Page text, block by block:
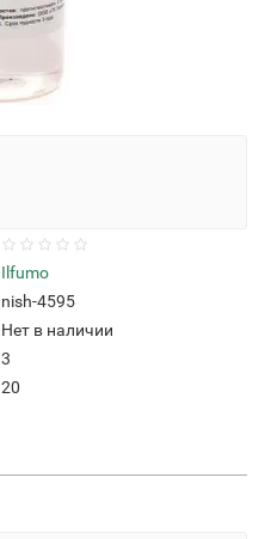
Ilfumo
nish-4595
Нет в наличии
3
20